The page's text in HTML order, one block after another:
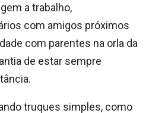
a trabalho,
com amigos próximos
com parentes na orla da
de estar sempre
truques simples, como